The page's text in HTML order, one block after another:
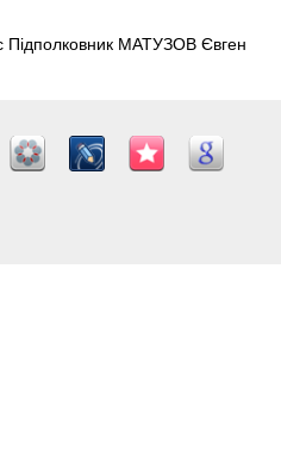
Підполковник МАТУЗОВ Євген